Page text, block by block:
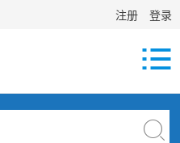
注册 登录
